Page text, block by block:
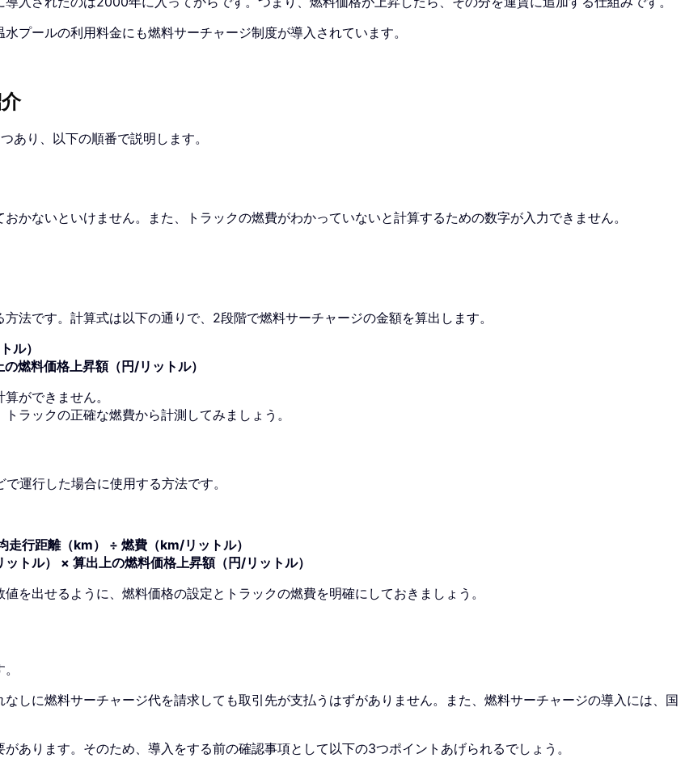
プールの利用料金にも燃料サーチャージ制度が導入されています。
あり、以下の順番で説明します。
かないといけません。また、トラックの燃費がわかっていないと計算するための数字が入力できません。
法です。計算式は以下の通りで、2段階で燃料サーチャージの金額を算出します。
ル）
燃料価格上昇額（円/リットル）
ができません。
ラックの正確な燃費から計測してみましょう。
運行した場合に使用する方法です。
走行距離（km） ÷ 燃費（km/リットル）
トル） × 算出上の燃料価格上昇額（円/リットル）
を出せるように、燃料価格の設定とトラックの燃費を明確にしておきましょう。
しに燃料サーチャージ代を請求しても取引先が支払うはずがありません。また、燃料サーチャージの導入には、国
あります。そのため、導入をする前の確認事項として以下の3つポイントあげられるでしょう。